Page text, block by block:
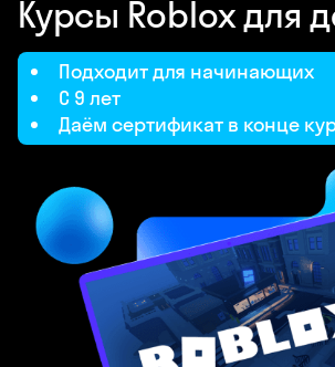
Курсы Roblox для
Подходит для начинающих
С 9 лет
Даём сертификат в конце
Skysmart Chat
online